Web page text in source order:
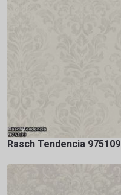
Rasch Tendencia 975109